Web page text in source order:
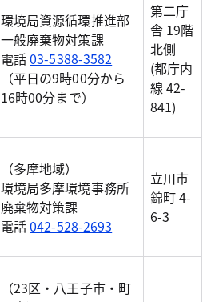
環境局資源循環推進部
一般廃棄物対策課
電話03-5388-3582
（平日の9時00分から
16時00分まで）
第二庁
舎 19階
北側
(都庁内
線 42-
841)
（多摩地域）
環境局多摩環境事務所
廃棄物対策課
電話042-528-2693
立川市
錦町 4-
6-3
（23区・八王子市・町